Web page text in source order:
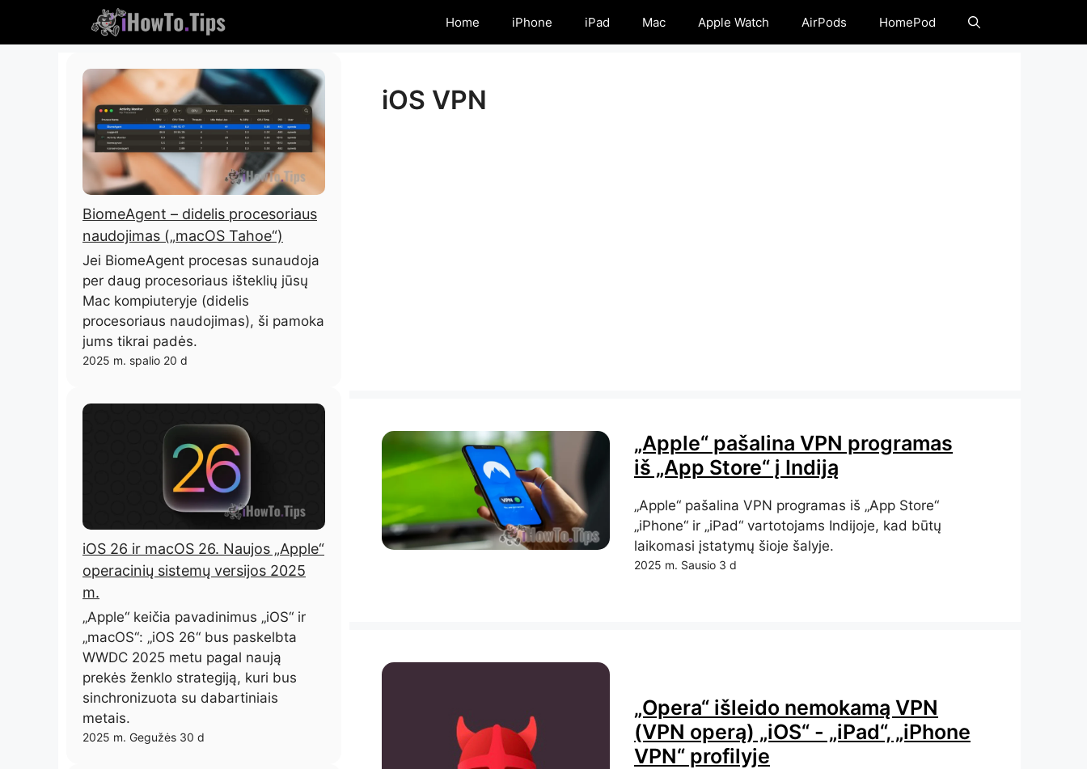
turinio
Home iPhone iPad Mac Apple Watch AirPods HomePod
iOS VPN
„Apple“ pašalina VPN programas
iš „App Store“ į Indiją
„Apple“ pašalina VPN programas iš „App Store“
„iPhone“ ir „iPad“ vartotojams Indijoje, kad būtų
laikomasi įstatymų šioje šalyje.
2025 m. Sausio 3 d
„Opera“ išleido nemokamą VPN
(VPN operą) „iOS“ - „iPad“, „iPhone
VPN“ profilyje
BiomeAgent – ​​didelis procesoriaus
naudojimas („macOS Tahoe“)
Jei BiomeAgent procesas sunaudoja
per daug procesoriaus išteklių jūsų
Mac kompiuteryje (didelis
procesoriaus naudojimas), ši pamoka
jums tikrai padės.
2025 m. spalio 20 d
iOS 26 ir macOS 26. Naujos „Apple“
operacinių sistemų versijos 2025
m.
„Apple“ keičia pavadinimus „iOS“ ir
„macOS“: „iOS 26“ bus paskelbta
WWDC 2025 metu pagal naują
prekės ženklo strategiją, kuri bus
sinchronizuota su dabartiniais
metais.
2025 m. Gegužės 30 d